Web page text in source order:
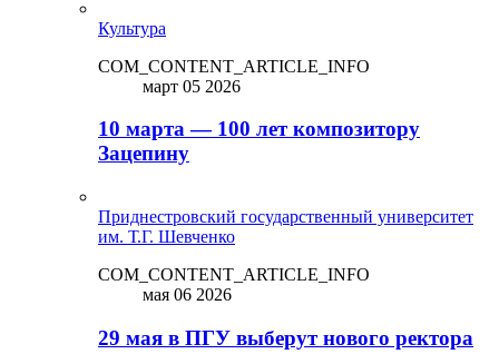
Культура
COM_CONTENT_ARTICLE_INFO
март 05 2026
10 марта — 100 лет композитору
Зацепину
Приднестровский государственный университет
им. Т.Г. Шевченко
COM_CONTENT_ARTICLE_INFO
мая 06 2026
29 мая в ПГУ выберут нового ректора